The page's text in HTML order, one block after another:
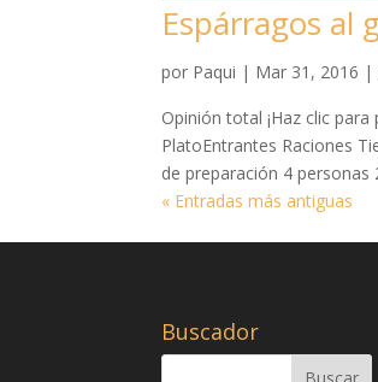
Espárragos al
por Paqui | Mar 31, 2016 |
Opinión total ¡Haz clic
PlatoEntrantes Raciones
de preparación 4 personas
« Entradas más antiguas
Buscador